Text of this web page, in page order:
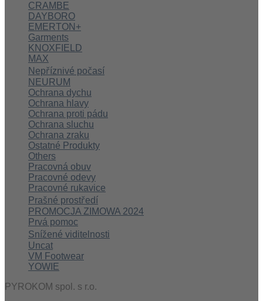
CRAMBE
DAYBORO
EMERTON+
Garments
KNOXFIELD
MAX
Nepříznivé počasí
NEURUM
Ochrana dychu
Ochrana hlavy
Ochrana proti pádu
Ochrana sluchu
Ochrana zraku
Ostatné Produkty
Others
Pracovná obuv
Pracovné odevy
Pracovné rukavice
Prašné prostředí
PROMOCJA ZIMOWA 2024
Prvá pomoc
Snížené viditelnosti
Uncat
VM Footwear
YOWIE
PYROKOM spol. s r.o.